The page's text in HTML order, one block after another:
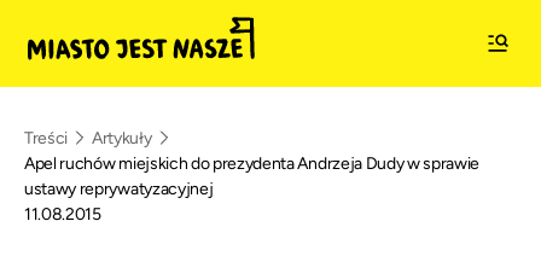
Treści
Artykuły
Apel ruchów miejskich do prezydenta Andrzeja Dudy w sprawie
ustawy reprywatyzacyjnej
11.08.2015